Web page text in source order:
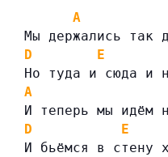
A
Мы держались так
D
E
Но туда и сюда и
A
И теперь мы идём
D
E
И бьёмся в стену